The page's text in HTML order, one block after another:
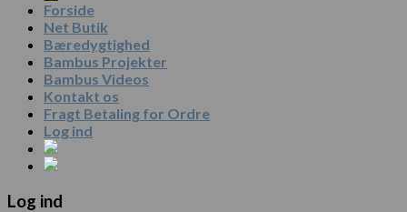
Forside
Net Butik
Bæredygtighed
Bambus Projekter
Bambus Videos
Kontakt os
Fragt Betaling for Ordre
Log ind
Log ind